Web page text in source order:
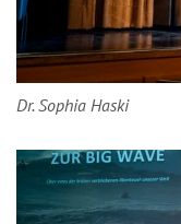
Dr. Sophia Haski